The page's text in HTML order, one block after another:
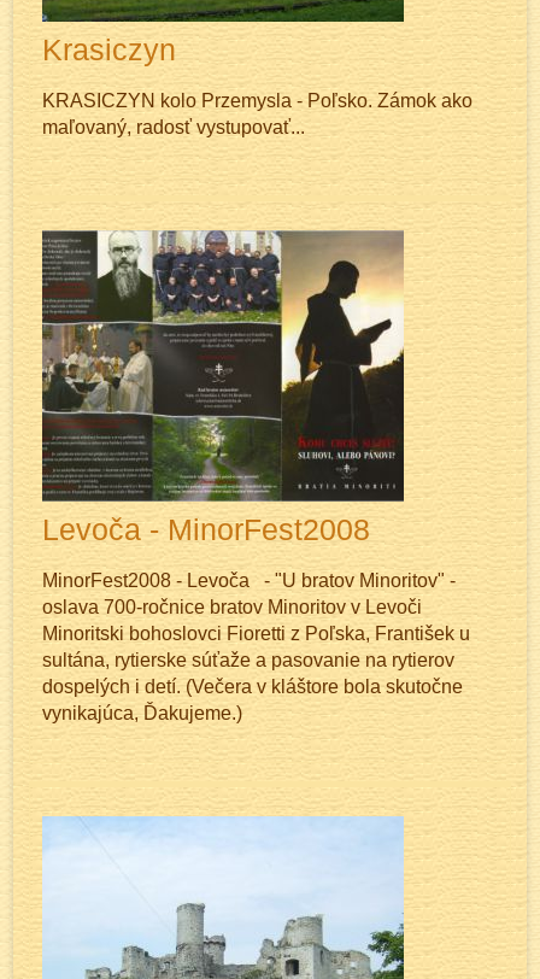
Krasiczyn
KRASICZYN kolo Przemysla - Poľsko. Zámok ako
maľovaný, radosť vystupovať...
Levoča - MinorFest2008
MinorFest2008 - Levoča - "U bratov Minoritov" -
oslava 700-ročnice bratov Minoritov v Levoči
Minoritski bohoslovci Fioretti z Poľska, František u
sultána, rytierske súťaže a pasovanie na rytierov
dospelých i detí. (Večera v kláštore bola skutočne
vynikajúca, Ďakujeme.)